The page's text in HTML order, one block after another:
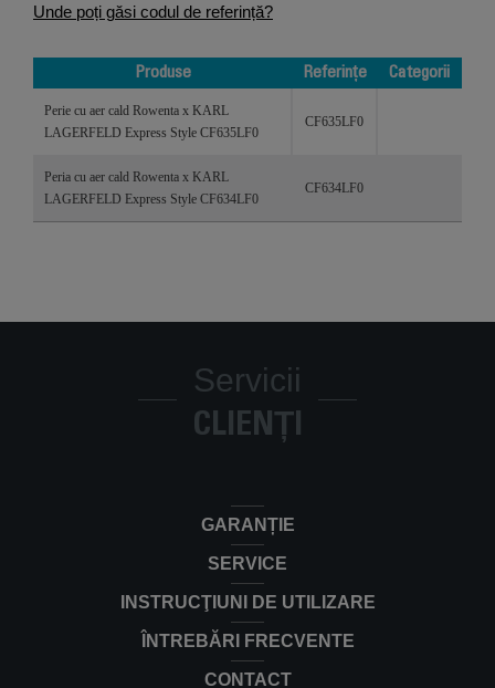
Unde poți găsi codul de referință?
Produse Referințe
Categorii
Perie cu aer cald Rowenta x KARL
LAGERFELD Express Style CF635LF0
CF635LF0
Peria cu aer cald Rowenta x KARL
LAGERFELD Express Style CF634LF0
CF634LF0
Servicii
CLIENȚI
GARANȚIE
SERVICE
INSTRUCŢIUNI DE UTILIZARE
ÎNTREBĂRI FRECVENTE
CONTACT